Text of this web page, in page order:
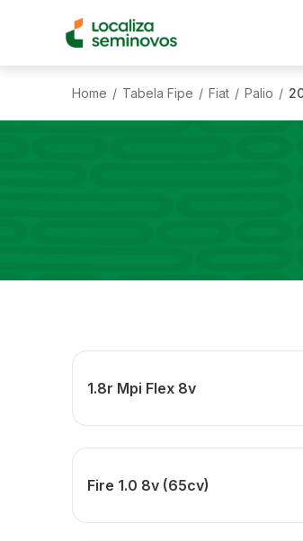
Home / Tabela Fipe / Fiat / Palio /
1.8r Mpi Flex 8v
Fire 1.0 8v (65cv)